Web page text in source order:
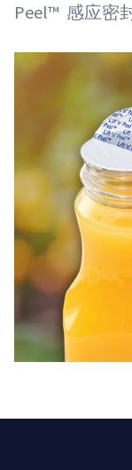
Peel™ 感应密